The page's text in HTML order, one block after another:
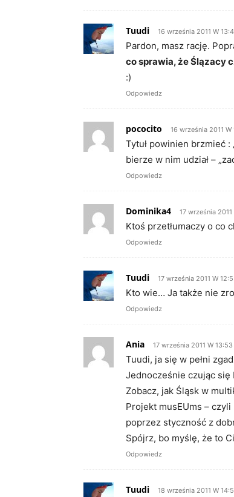
Tuudi 16 września 2011 W
Pardon, masz rację.
co sprawia, że Ślązacy
:)
Odpowiedz
pococito 16 września 2011 W
Tytuł powinien brzmieć
bierze w nim udział –
Odpowiedz
Dominika4 17 września 2011
Ktoś przetłumaczy o co
Odpowiedz
Tuudi 17 września 2011 W
Kto wie… Ja także nie
Odpowiedz
Ania 17 września 2011 W 13:53
Tuudi, ja się w pełni
Jednocześnie czując się
Zobacz, jak Śląsk w
Projekt musEUms –
poprzez styczność z
Spójrz, bo myślę, że to
Odpowiedz
Tuudi 18 września 2011 W